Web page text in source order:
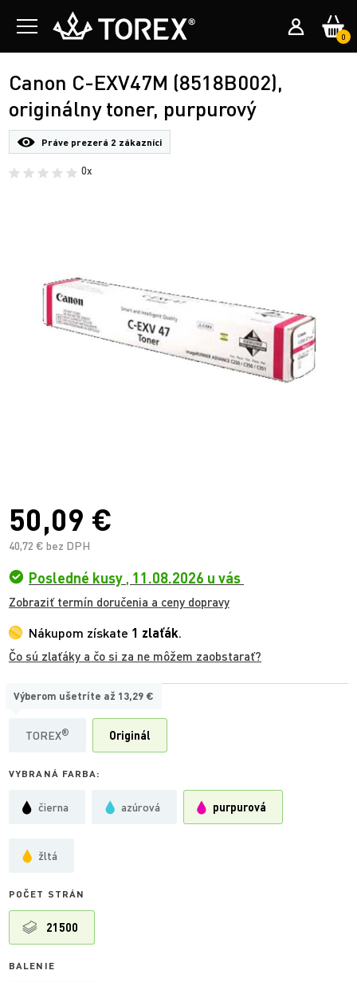
0
Canon C-EXV47M (8518B002),
originálny toner, purpurový
Práve prezerá 2 zákazníci
0x
50,09 €
40,72 € bez DPH
Posledné kusy , 11.08.2026 u vás
Zobraziť termín doručenia a ceny dopravy
Nákupom získate 1 zlaťák.
Čo sú zlaťáky a čo si za ne môžem zaobstarať?
TYP:
TOREX®
Výberom ušetríte až 13,29 €
Originál
VYBRANÁ FARBA:
čierna azúrová purpurová
žltá
POČET STRÁN
21500
BALENIE